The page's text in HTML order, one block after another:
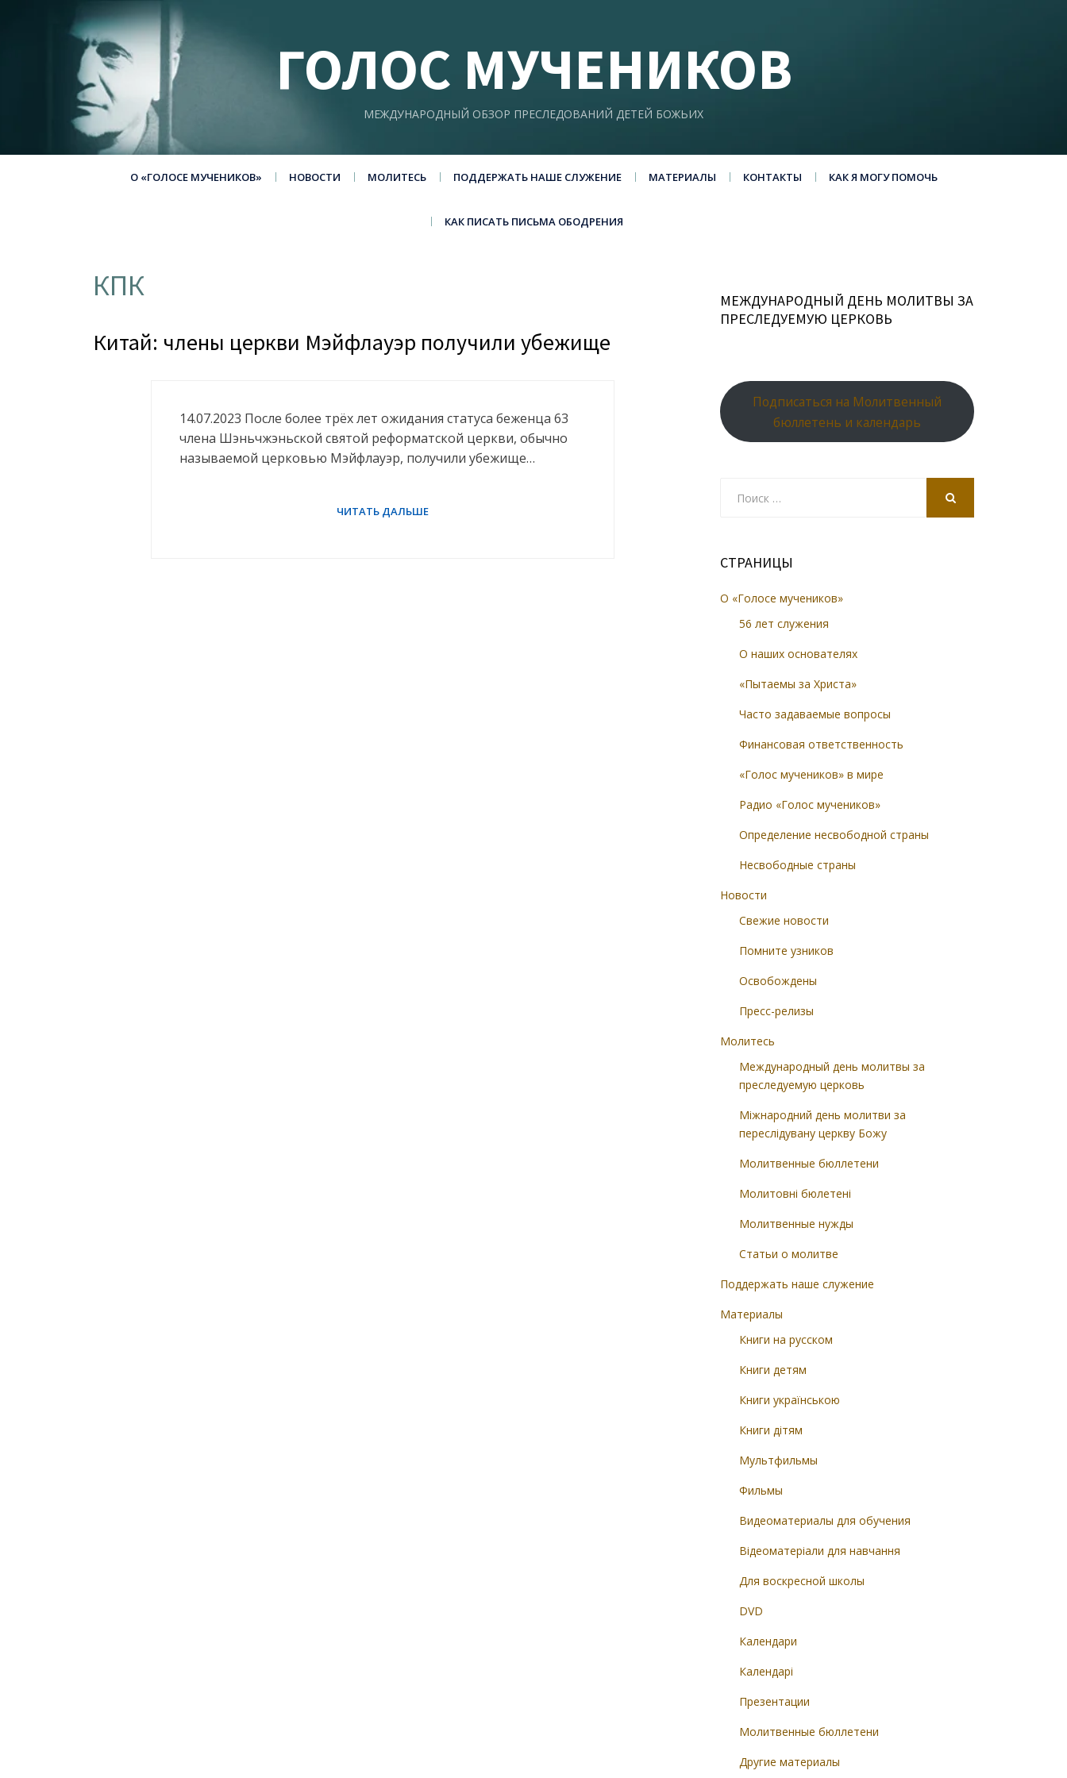
ГОЛОС МУЧЕНИКОВ
МЕЖДУНАРОДНЫЙ ОБЗОР ПРЕСЛЕДОВАНИЙ ДЕТЕЙ БОЖЬИХ
О «ГОЛОСЕ МУЧЕНИКОВ» НОВОСТИ МОЛИТЕСЬ ПОДДЕРЖАТЬ НАШЕ СЛУЖЕНИЕ МАТЕРИАЛЫ КОНТАКТЫ КАК Я МОГУ ПОМОЧЬ
КАК ПИСАТЬ ПИСЬМА ОБОДРЕНИЯ
КПК
Китай: члены церкви Мэйфлауэр получили убежище
14.07.2023 После более трёх лет ожидания статуса беженца 63
члена Шэньчжэньской святой реформатской церкви, обычно
называемой церковью Мэйфлауэр, получили убежище…
МЕЖДУНАРОДНЫЙ ДЕНЬ МОЛИТВЫ ЗА
ПРЕСЛЕДУЕМУЮ ЦЕРКОВЬ
Подписаться на Молитвенный
бюллетень и календарь
СТРАНИЦЫ
О «Голосе мучеников»
56 лет служения
О наших основателях
«Пытаемы за Христа»
Часто задаваемые вопросы
Финансовая ответственность
«Голос мучеников» в мире
Радио «Голос мучеников»
Определение несвободной страны
Несвободные страны
Новости
Свежие новости
Помните узников
Освобождены
Пресс-релизы
Молитесь
Международный день молитвы за
преследуемую церковь
Міжнародний день молитви за
переслідувану церкву Божу
Молитвенные бюллетени
Молитовні бюлетені
Молитвенные нужды
Статьи о молитве
Поддержать наше служение
Материалы
Книги на русском
Книги детям
Книги українською
Книги дітям
Мультфильмы
Фильмы
Видеоматериалы для обучения
Відеоматеріали для навчання
Для воскресной школы
DVD
Календари
Календарі
Презентации
Молитвенные бюллетени
Другие материалы